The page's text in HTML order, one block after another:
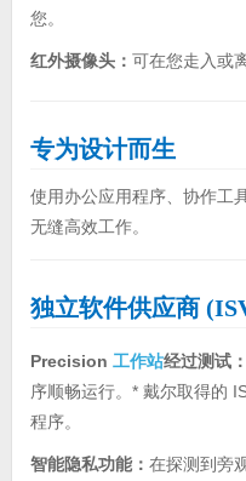
您。
红外摄像头： 可在您走入或
专为设计而生
使用办公应用程序、协作工
无缝高效工作。
独立软件供应商
Precision 工作站经过测试：
序顺畅运行。* 戴尔取得的
程序。
智能隐私功能： 在探测到旁